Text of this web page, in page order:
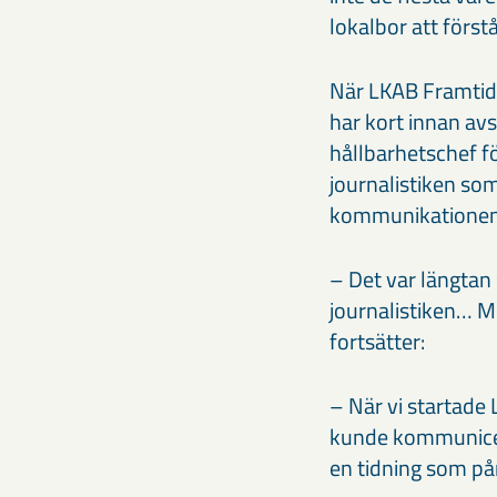
lokalbor att
När LKAB
har kort innan
hållbarhetschef
journalistiken
– Det var
journalistiken…
fortsätter:
– När vi startade
kunde
en tidning som